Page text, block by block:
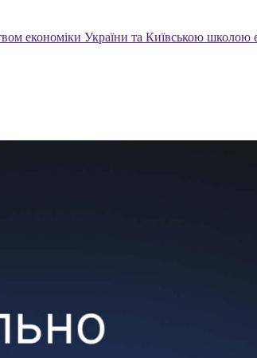
економіки України та Київською школою